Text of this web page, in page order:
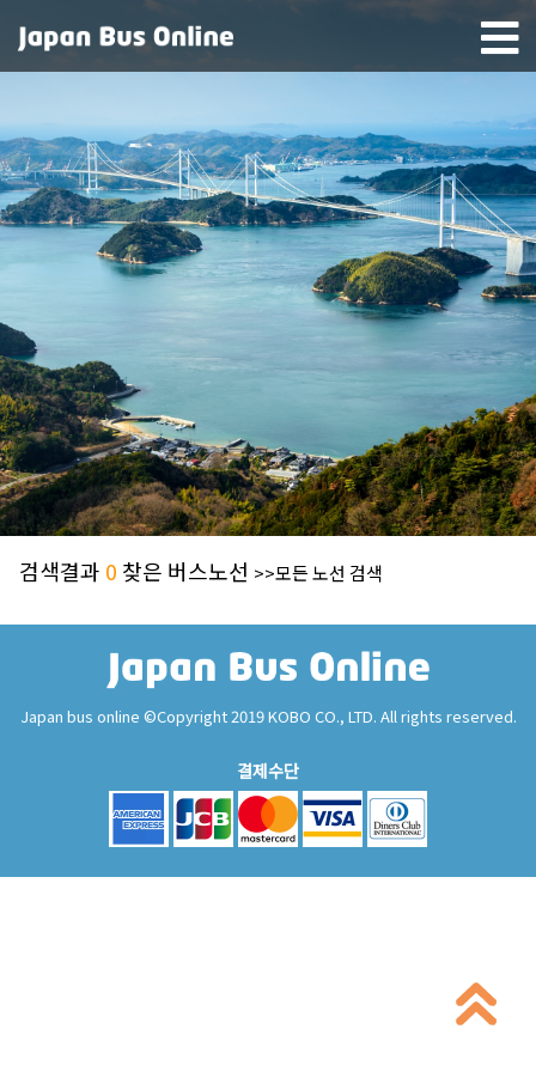
검색결과 0 찾은 버스노선 >>모든 노선 검색
Japan bus online ©Copyright 2019 KOBO CO., LTD. All rights reserved.
결제수단